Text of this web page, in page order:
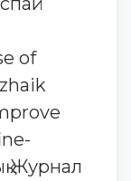
of
Журнал